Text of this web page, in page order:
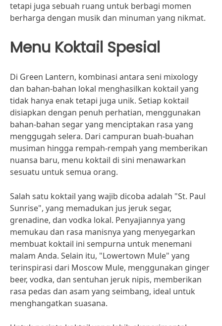
tetapi juga sebuah ruang untuk berbagi momen
berharga dengan musik dan minuman yang nikmat.
Menu Koktail Spesial
Di Green Lantern, kombinasi antara seni mixology
dan bahan-bahan lokal menghasilkan koktail yang
tidak hanya enak tetapi juga unik. Setiap koktail
disiapkan dengan penuh perhatian, menggunakan
bahan-bahan segar yang menciptakan rasa yang
menggugah selera. Dari campuran buah-buahan
musiman hingga rempah-rempah yang memberikan
nuansa baru, menu koktail di sini menawarkan
sesuatu untuk semua orang.
Salah satu koktail yang wajib dicoba adalah "St. Paul
Sunrise", yang memadukan jus jeruk segar,
grenadine, dan vodka lokal. Penyajiannya yang
memukau dan rasa manisnya yang menyegarkan
membuat koktail ini sempurna untuk menemani
malam Anda. Selain itu, "Lowertown Mule" yang
terinspirasi dari Moscow Mule, menggunakan ginger
beer, vodka, dan sentuhan jeruk nipis, memberikan
rasa pedas dan asam yang seimbang, ideal untuk
menghangatkan suasana.